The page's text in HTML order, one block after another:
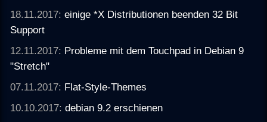
18.11.2017:einige *X Distributionen beenden 32 Bit
Support
12.11.2017: Probleme mit dem Touchpad in Debian 9
"Stretch"
07.11.2017: Flat-Style-Themes
10.10.2017:debian 9.2 erschienen